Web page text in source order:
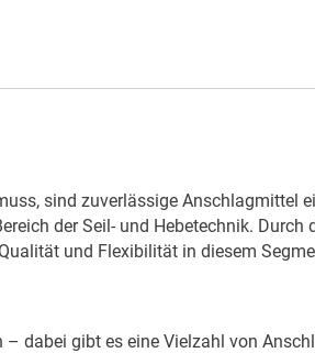
sind zuverlässige Anschlagmittel
der Seil- und Hebetechnik. Durch
und Flexibilität in diesem
dabei gibt es eine Vielzahl von